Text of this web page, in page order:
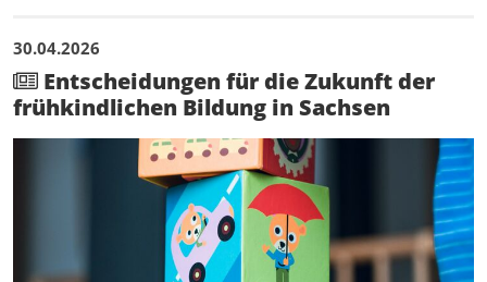
Aktuelle Beiträge
30.04.2026
Entscheidungen für die Zukunft der
frühkindlichen Bildung in Sachsen